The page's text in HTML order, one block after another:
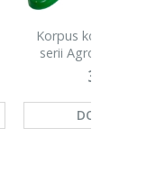
Korpus kompletny
serii Agronet
35,00 zł
DO